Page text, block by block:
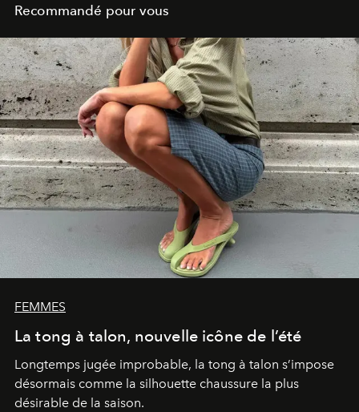
Recommandé pour vous
FEMMES
La tong à talon, nouvelle icône de l’été
Longtemps jugée improbable, la tong à talon s’impose
désormais comme la silhouette chaussure la plus
désirable de la saison.